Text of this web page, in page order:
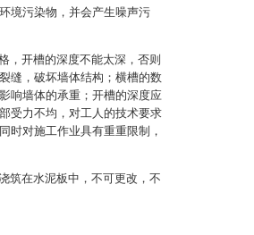
境污染物，并会产生噪声污
，开槽的深度不能太深，否则
缝，破坏墙体结构；横槽的数
响墙体的承重；开槽的深度应
受力不均，对工人的技术要求
时对施工作业具有重重限制，
筑在水泥板中，不可更改，不